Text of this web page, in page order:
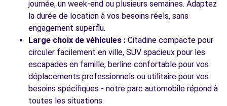
Voir toutes les agences
journée, un week-end ou plusieurs semaines. Adaptez
la durée de location à vos besoins réels, sans
engagement superflu.
Large choix de véhicules : Citadine compacte pour
circuler facilement en ville, SUV spacieux pour les
escapades en famille, berline confortable pour vos
déplacements professionnels ou utilitaire pour vos
besoins spécifiques - notre parc automobile répond à
toutes les situations.